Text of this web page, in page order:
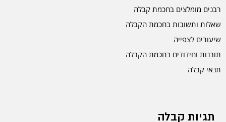
רבנים מומלצים בחכמת קבלה
שאלות ותשובות בחכמת הקבלה
שיעורים לצפייה
תובנות וחידודים בחכמת הקבלה
תנאי קבלה
תגיות קבלה